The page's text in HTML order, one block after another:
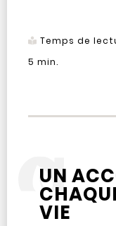
Temps de
5 min.
UN
VIE